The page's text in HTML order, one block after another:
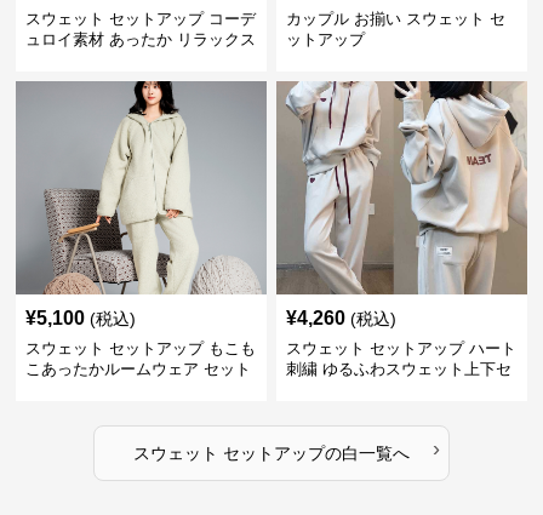
スウェット セットアップ コーデ
ュロイ素材 あったか リラックス
カップル お揃い スウェット セ
ットアップ
¥5,100 (税込)
スウェット セットアップ もこも
こあったかルームウェア セット
¥4,260 (税込)
スウェット セットアップ ハート
刺繍 ゆるふわスウェット上下セ
スウェット セットアップの白一覧へ ›